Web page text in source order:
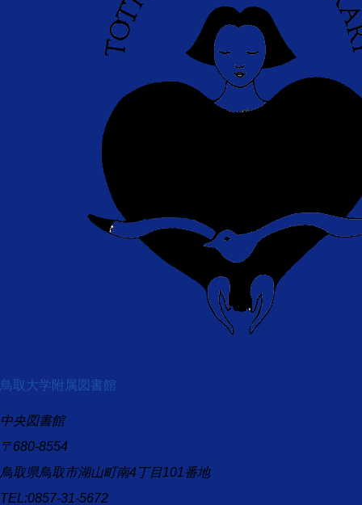
鳥取大学附属図書館
中央図書館
〒680-8554
鳥取県鳥取市湖山町南4丁目101番地
TEL:0857-31-5672